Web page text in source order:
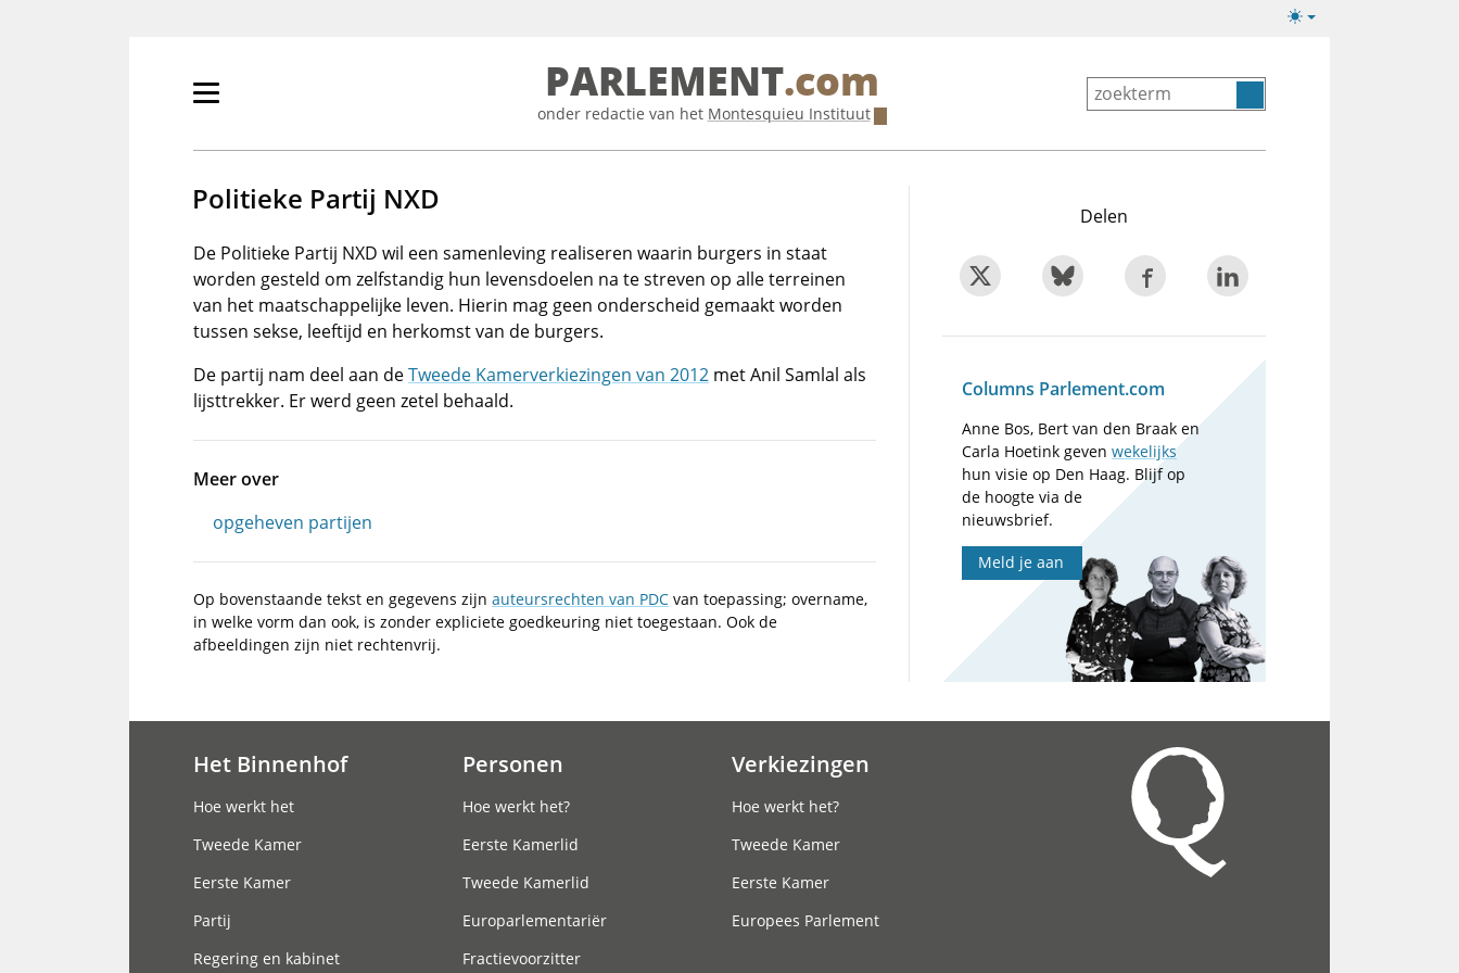
Lichte/donkere
Primair
tonen/verbergen
PARLEMENT.com
onder redactie van het Montesquieu Instituut
Politieke Partij NXD
De Politieke Partij NXD wil een samenleving realiseren waarin burgers in staat
worden gesteld om zelfstandig hun levensdoelen na te streven op alle terreinen
van het maatschappelijke leven. Hierin mag geen onderscheid gemaakt worden
tussen sekse, leeftijd en herkomst van de burgers.
De partij nam deel aan deTweede Kamerverkiezingen van 2012 met Anil Samlal als
lijsttrekker. Er werd geen zetel behaald.
Meer over
opgeheven partijen
Op bovenstaande tekst en gegevens zijn auteursrechten van PDC van toepassing; overname,
in welke vorm dan ook, is zonder expliciete goedkeuring niet toegestaan. Ook de
afbeeldingen zijn niet rechtenvrij.
Delen
Columns Parlement.com
Anne Bos, Bert van den Braak en
Carla Hoetink gevenwekelijks
hun visie op Den Haag. Blijf op
de hoogte via de
nieuwsbrief.
Meld je aan
Het Binnenhof
Hoe werkt het
Tweede Kamer
Eerste Kamer
Partij
Regering en kabinet
Personen
Hoe werkt het?
Eerste Kamerlid
Tweede Kamerlid
Europarlementariër
Fractievoorzitter
Verkiezingen
Hoe werkt het?
Tweede Kamer
Eerste Kamer
Europees Parlement